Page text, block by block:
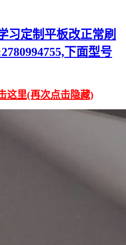
习定制平板改正常刷
下面型号
这里(再次点击隐藏)